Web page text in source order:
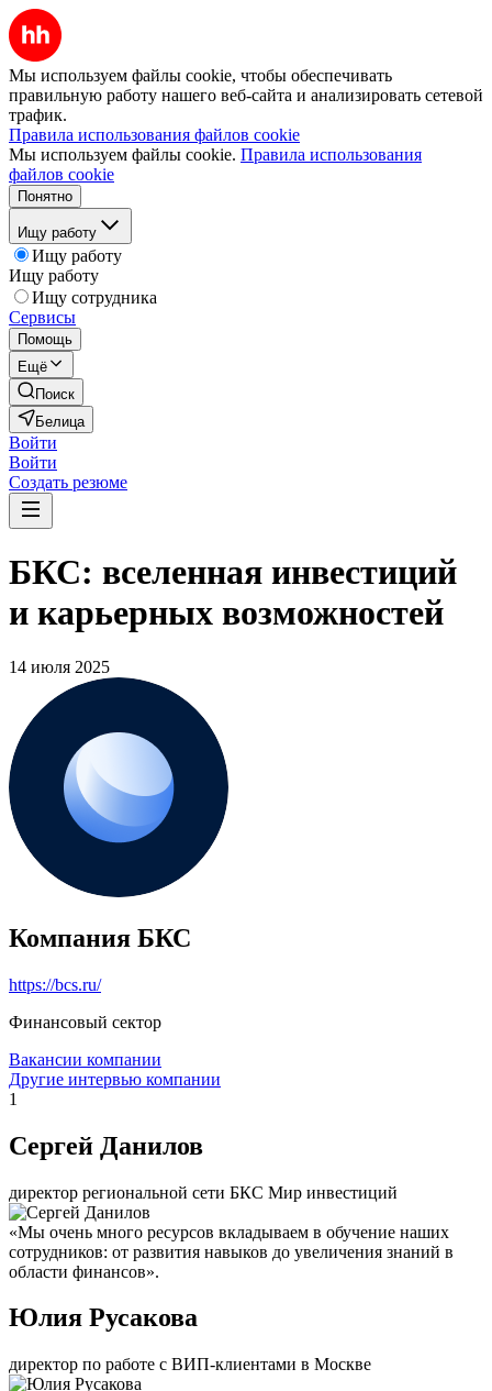
Мы используем файлы cookie, чтобы обеспечивать
правильную работу нашего веб-сайта и анализировать сетевой
трафик.
Правила использования файлов cookie
Мы используем файлы cookie. Правила использования
файлов cookie
Понятно
Ищу работу
Ищу работу
Ищу работу
Ищу сотрудника
Сервисы
Помощь
Ещё
Поиск
Белица
Войти
Войти
Создать резюме
БКС: вселенная инвестиций
и карьерных возможностей
14 июля 2025
Компания БКС
https://bcs.ru/
Финансовый сектор
Вакансии компании
Другие интервью компании
1
Сергей Данилов
директор региональной сети БКС Мир инвестиций
«Мы очень много ресурсов вкладываем в обучение наших
сотрудников: от развития навыков до увеличения знаний в
области финансов».
Юлия Русакова
директор по работе с ВИП-клиентами в Москве